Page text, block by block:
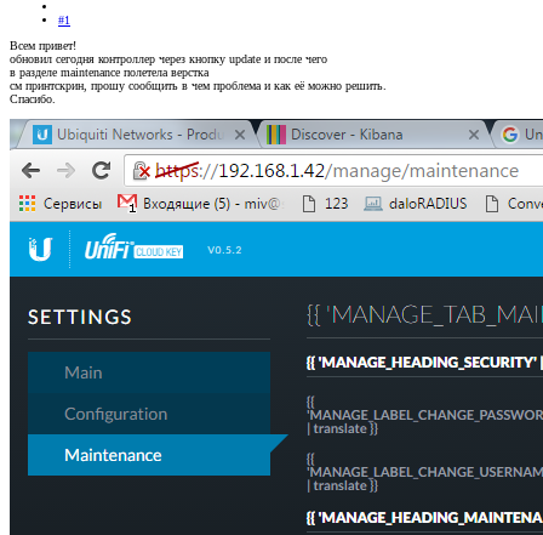
#1
Всем привет!
обновил сегодня контроллер через кнопку update и после чего
в разделе maintenance полетела верстка
см принтскрин, прошу сообщить в чем проблема и как её можно решить.
Спасибо.